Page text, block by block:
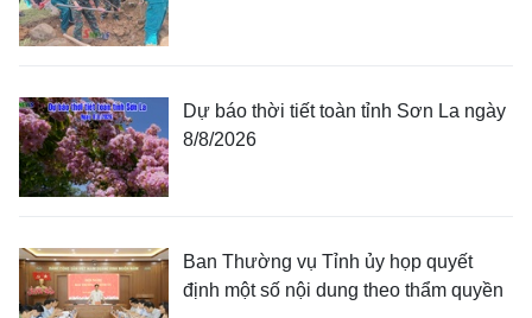
Dự báo thời tiết toàn tỉnh Sơn La ngày
8/8/2026
Ban Thường vụ Tỉnh ủy họp quyết
định một số nội dung theo thẩm quyền